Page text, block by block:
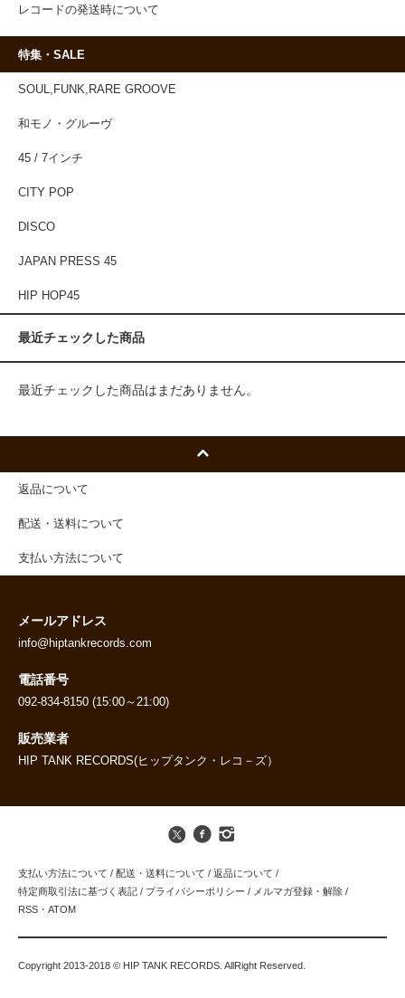
レコードの発送時について
特集・SALE
SOUL,FUNK,RARE GROOVE
和モノ・グルーヴ
45 / 7インチ
CITY POP
DISCO
JAPAN PRESS 45
HIP HOP45
最近チェックした商品
最近チェックした商品はまだありません。
返品について
配送・送料について
支払い方法について
メールアドレス
info@hiptankrecords.com
電話番号
092-834-8150 (15:00～21:00)
販売業者
HIP TANK RECORDS(ヒップタンク・レコ－ズ）
支払い方法について / 配送・送料について / 返品について /
特定商取引法に基づく表記 / プライバシーポリシー / メルマガ登録・解除 /
RSS ・ ATOM
Copyright 2013-2018 © HIP TANK RECORDS. AllRight Reserved.